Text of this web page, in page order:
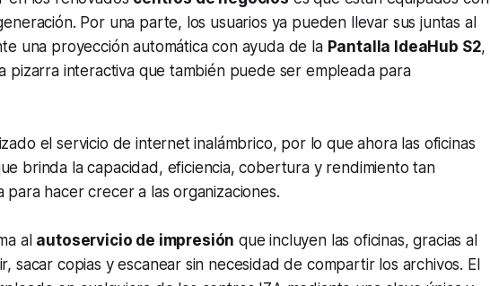
Por una parte, los usuarios ya pueden llevar sus juntas al
una proyección automática con ayuda de la Pantalla IdeaHub S2,
pizarra interactiva que también puede ser empleada para
el servicio de internet inalámbrico, por lo que ahora las oficinas
brinda la capacidad, eficiencia, cobertura y rendimiento tan
hacer crecer a las organizaciones.
al autoservicio de impresión que incluyen las oficinas, gracias al
sacar copias y escanear sin necesidad de compartir los archivos. El